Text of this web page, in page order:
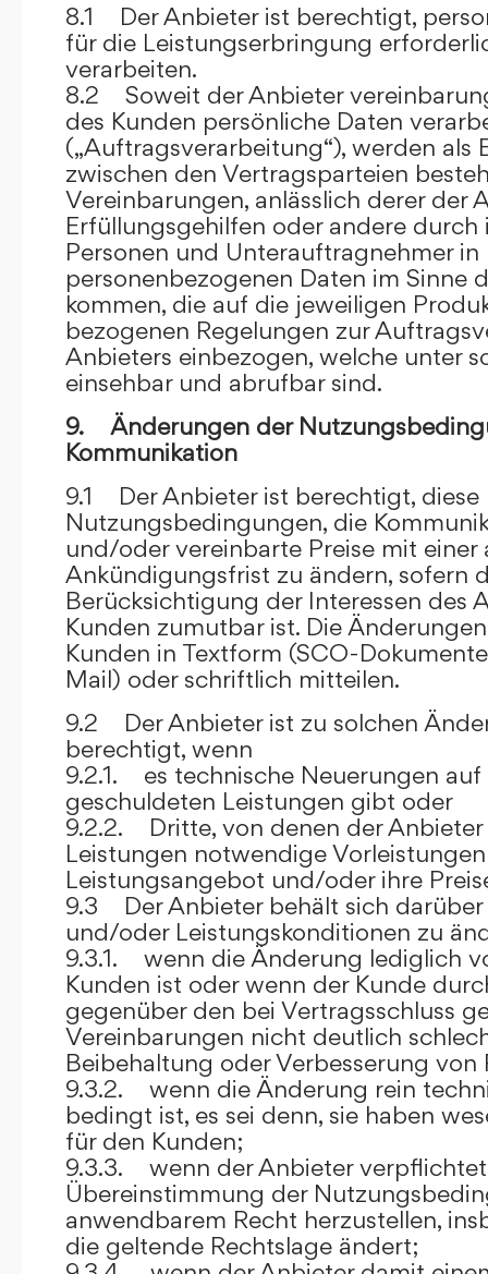
8.1 Der Anbieter ist berechtigt,
für die Leistungserbringung
verarbeiten.
8.2 Soweit der Anbieter
des Kunden persönliche Daten
(„Auftragsverarbeitung“), werden als
zwischen den Vertragsparteien
Vereinbarungen, anlässlich derer der
Erfüllungsgehilfen oder andere
Personen und Unterauftragnehmer
personenbezogenen Daten im Sinne
kommen, die auf die jeweiligen
bezogenen Regelungen zur
Anbieters einbezogen, welche unter
einsehbar und abrufbar sind.
9. Änderungen der
Kommunikation
9.1 Der Anbieter ist berechtigt, diese
Nutzungsbedingungen, die
und/oder vereinbarte Preise mit einer
Ankündigungsfrist zu ändern, sofern
Berücksichtigung der Interessen des
Kunden zumutbar ist. Die
Kunden in Textform (SCO-
Mail) oder schriftlich mitteilen.
9.2 Der Anbieter ist zu solchen
berechtigt, wenn
9.2.1. es technische Neuerungen
geschuldeten Leistungen gibt oder
9.2.2. Dritte, von denen der Anbieter
Leistungen notwendige
Leistungsangebot und/oder ihre
9.3 Der Anbieter behält sich darüber
und/oder Leistungskonditionen zu
9.3.1. wenn die Änderung lediglich
Kunden ist oder wenn der Kunde
gegenüber den bei Vertragsschluss
Vereinbarungen nicht deutlich
Beibehaltung oder Verbesserung
9.3.2. wenn die Änderung rein
bedingt ist, es sei denn, sie haben
für den Kunden;
9.3.3. wenn der Anbieter verpflichtet
Übereinstimmung der
anwendbarem Recht herzustellen,
die geltende Rechtslage ändert;